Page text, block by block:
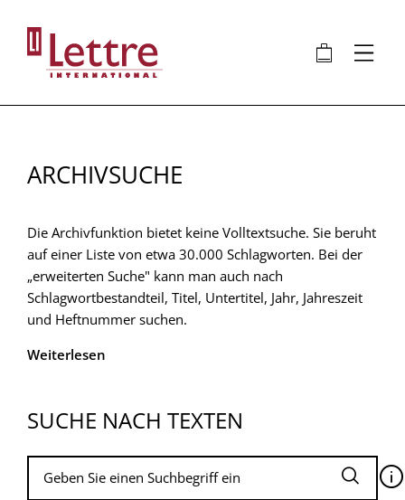
Inhalt
🛍 ⋮
ARCHIVSUCHE
Die Archivfunktion bietet keine Volltextsuche. Sie beruht
auf einer Liste von etwa 30.000 Schlagworten. Bei der
„erweiterten Suche" kann man auch nach
Schlagwortbestandteil, Titel, Untertitel, Jahr, Jahreszeit
und Heftnummer suchen.
Weiterlesen
SUCHE NACH TEXTEN
🛈